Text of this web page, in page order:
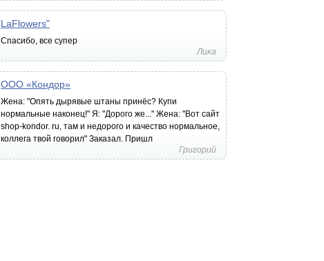
LaFlowers"
Спасибо, все супер
Лика
ООО «Кондор»
Жена: "Опять дырявые штаны принёс? Купи
нормальные наконец!" Я: "Дорого же..." Жена: "Вот сайт
shop-kondor. ru, там и недорого и качество нормальное,
коллега твой говорил" Заказал. Пришл
Григорий